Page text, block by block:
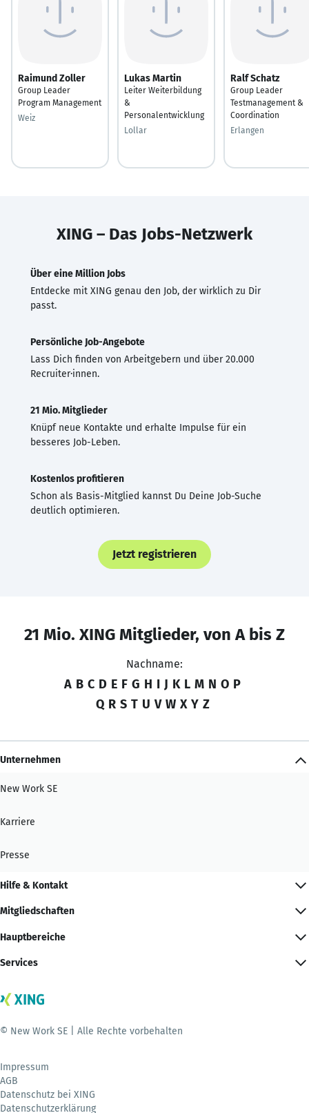
Raimund Zoller
Group Leader
Program Management
Weiz
Lukas Martin
Leiter Weiterbildung
&
Personalentwicklung
Lollar
Ralf Schatz
Group Leader
Testmanagement &
Coordination
Erlangen
XING – Das Jobs-Netzwerk
Über eine Million Jobs
Entdecke mit XING genau den Job, der wirklich zu Dir
passt.
Persönliche Job-Angebote
Lass Dich finden von Arbeitgebern und über 20.000
Recruiter·innen.
21 Mio. Mitglieder
Knüpf neue Kontakte und erhalte Impulse für ein
besseres Job-Leben.
Kostenlos profitieren
Schon als Basis-Mitglied kannst Du Deine Job-Suche
deutlich optimieren.
Jetzt registrieren
21 Mio. XING Mitglieder, von A bis Z
Nachname:
A B C D E F G H I J K L M N O P
Q R S T U V W X Y Z
Unternehmen
New Work SE
Karriere
Presse
Hilfe & Kontakt
Mitgliedschaften
Hauptbereiche
Services
© New Work SE | Alle Rechte vorbehalten
Impressum
AGB
Datenschutz bei XING
Datenschutzerklärung